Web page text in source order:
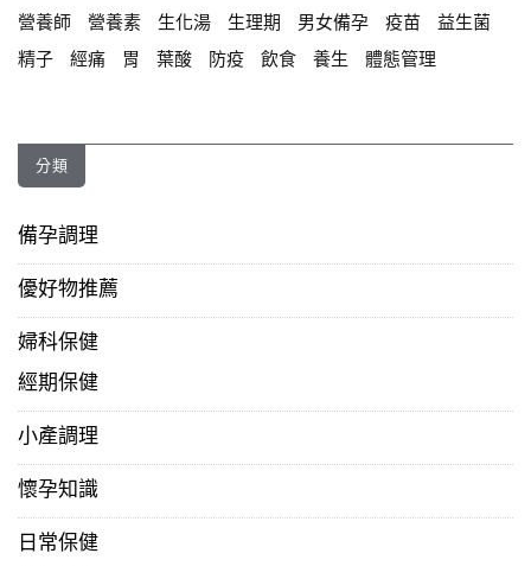
營養師
營養素 生化湯 生理期 男女備孕 疫苗
益生菌
精子
經痛 胃 葉酸 防疫 飲食 養生 體態管理
分類
備孕調理
優好物推薦
婦科保健
經期保健
小產調理
懷孕知識
日常保健